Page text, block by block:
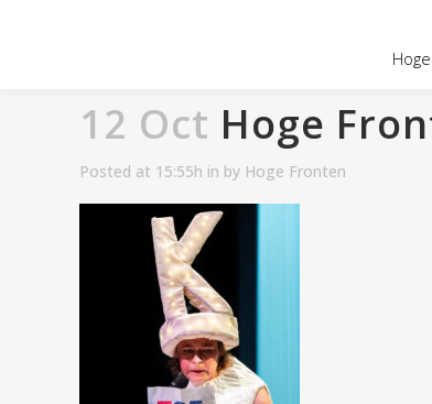
12 Oct Hoge
Posted at 15:55h in by Hoge Fronten